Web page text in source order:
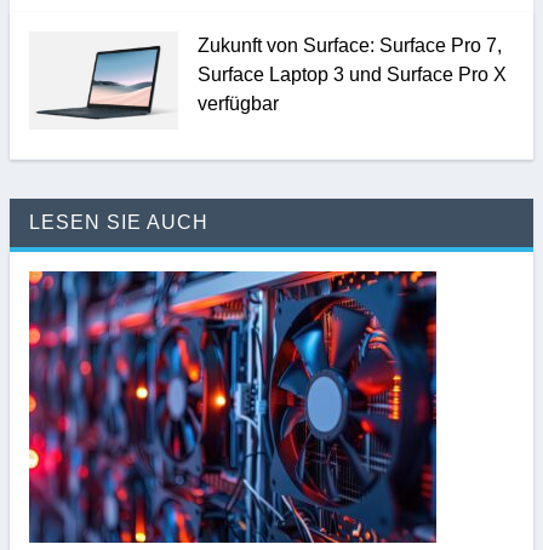
Zukunft von Surface: Surface Pro 7,
Surface Laptop 3 und Surface Pro X
verfügbar
LESEN SIE AUCH